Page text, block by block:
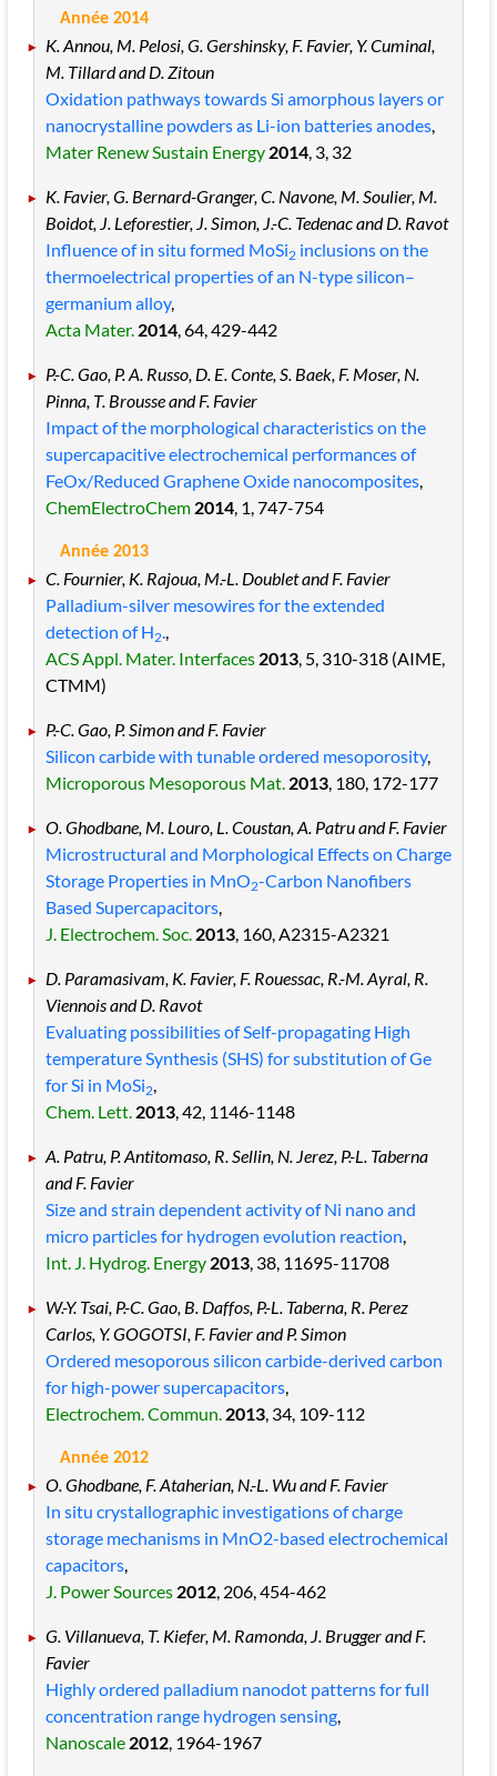
Année 2014
K. Annou, M. Pelosi, G. Gershinsky, F. Favier, Y. Cuminal,
M. Tillard and D. Zitoun
Oxidation pathways towards Si amorphous layers or
nanocrystalline powders as Li-ion batteries anodes,
Mater Renew Sustain Energy2014, 3, 32
K. Favier, G. Bernard-Granger, C. Navone, M. Soulier, M.
Boidot, J. Leforestier, J. Simon, J.-C. Tedenac and D. Ravot
Influence of in situ formed MoSi2inclusions on the
thermoelectrical properties of an N-type silicon–
germanium alloy,
Acta Mater.2014, 64, 429-442
P.-C. Gao, P. A. Russo, D. E. Conte, S. Baek, F. Moser, N.
Pinna, T. Brousse and F. Favier
Impact of the morphological characteristics on the
supercapacitive electrochemical performances of
FeOx/Reduced Graphene Oxide nanocomposites,
ChemElectroChem2014, 1, 747-754
Année 2013
C. Fournier, K. Rajoua, M.-L. Doublet and F. Favier
Palladium-silver mesowires for the extended
detection of H2.,
ACS Appl. Mater. Interfaces2013, 5, 310-318(AIME,
CTMM)
P.-C. Gao, P. Simon and F. Favier
Silicon carbide with tunable ordered mesoporosity,
Microporous Mesoporous Mat.2013, 180, 172-177
O. Ghodbane, M. Louro, L. Coustan, A. Patru and F. Favier
Microstructural and Morphological Effects on Charge
Storage Properties in MnO2-Carbon Nanofibers
Based Supercapacitors,
J. Electrochem. Soc.2013, 160, A2315-A2321
D. Paramasivam, K. Favier, F. Rouessac, R.-M. Ayral, R.
Viennois and D. Ravot
Evaluating possibilities of Self-propagating High
temperature Synthesis (SHS) for substitution of Ge
for Si in MoSi2,
Chem. Lett.2013, 42, 1146-1148
A. Patru, P. Antitomaso, R. Sellin, N. Jerez, P.-L. Taberna
and F. Favier
Size and strain dependent activity of Ni nano and
micro particles for hydrogen evolution reaction,
Int. J. Hydrog. Energy2013, 38, 11695-11708
W.-Y. Tsai, P.-C. Gao, B. Daffos, P.-L. Taberna, R. Perez
Carlos, Y. GOGOTSI, F. Favier and P. Simon
Ordered mesoporous silicon carbide-derived carbon
for high-power supercapacitors,
Electrochem. Commun.2013, 34, 109-112
Année 2012
O. Ghodbane, F. Ataherian, N.-L. Wu and F. Favier
In situ crystallographic investigations of charge
storage mechanisms in MnO2-based electrochemical
capacitors,
J. Power Sources2012, 206, 454-462
G. Villanueva, T. Kiefer, M. Ramonda, J. Brugger and F.
Favier
Highly ordered palladium nanodot patterns for full
concentration range hydrogen sensing,
Nanoscale2012, 1964-1967